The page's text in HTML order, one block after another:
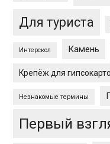
Для туриста
Интерскол Камень
Крепёж для
Незнакомые термины
Первый